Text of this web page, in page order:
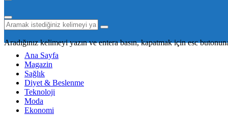
Aradığınız kelimeyi yazın ve entera basın, kapatmak için esc
Ana Sayfa
Magazin
Sağlık
Diyet & Beslenme
Teknoloji
Moda
Ekonomi